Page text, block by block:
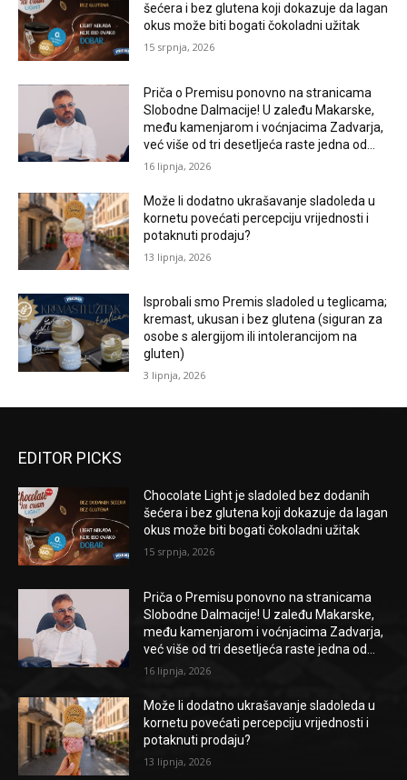
šećera i bez glutena koji dokazuje da lagan
okus može biti bogati čokoladni užitak
15 srpnja, 2026
Priča o Premisu ponovno na stranicama
Slobodne Dalmacije! U zaleđu Makarske,
među kamenjarom i voćnjacima Zadvarja,
već više od tri desetljeća raste jedna od...
16 lipnja, 2026
Može li dodatno ukrašavanje sladoleda u
kornetu povećati percepciju vrijednosti i
potaknuti prodaju?
13 lipnja, 2026
Isprobali smo Premis sladoled u teglicama;
kremast, ukusan i bez glutena (siguran za
osobe s alergijom ili intolerancijom na
gluten)
3 lipnja, 2026
EDITOR PICKS
Chocolate Light je sladoled bez dodanih
šećera i bez glutena koji dokazuje da lagan
okus može biti bogati čokoladni užitak
15 srpnja, 2026
Priča o Premisu ponovno na stranicama
Slobodne Dalmacije! U zaleđu Makarske,
među kamenjarom i voćnjacima Zadvarja,
već više od tri desetljeća raste jedna od...
16 lipnja, 2026
Može li dodatno ukrašavanje sladoleda u
kornetu povećati percepciju vrijednosti i
potaknuti prodaju?
13 lipnja, 2026